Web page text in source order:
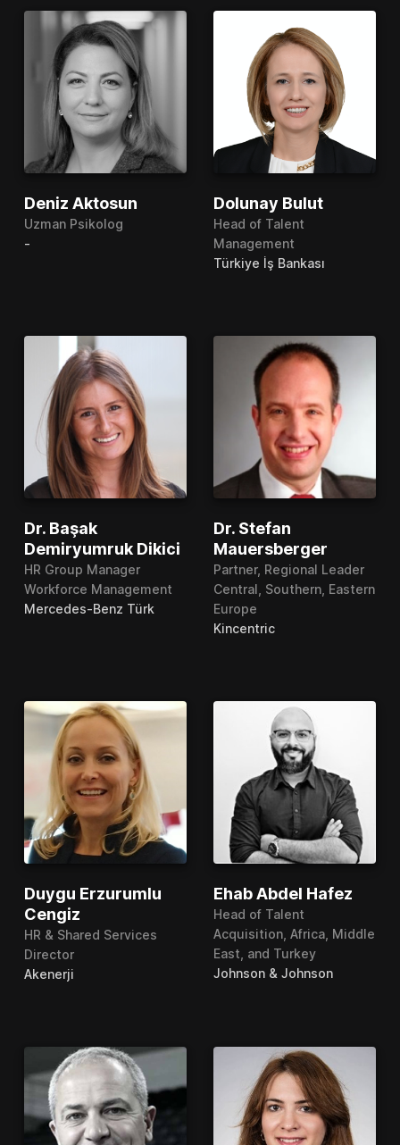
Deniz Aktosun
Uzman Psikolog
-
Dolunay Bulut
Head of Talent
Management
Türkiye İş Bankası
Dr. Başak
Demiryumruk Dikici
HR Group Manager
Workforce Management
Mercedes-Benz Türk
Dr. Stefan
Mauersberger
Partner, Regional Leader
Central, Southern, Eastern
Europe
Kincentric
Duygu Erzurumlu
Cengiz
HR & Shared Services
Director
Akenerji
Ehab Abdel Hafez
Head of Talent
Acquisition, Africa, Middle
East, and Turkey
Johnson & Johnson